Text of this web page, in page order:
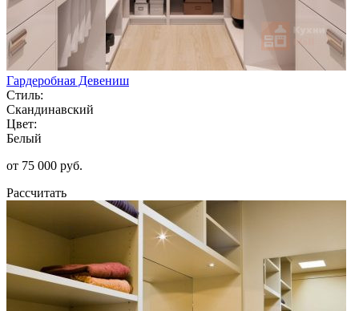
Гардеробная Девениш
Стиль:
Скандинавский
Цвет:
Белый
от 75 000 руб.
Рассчитать